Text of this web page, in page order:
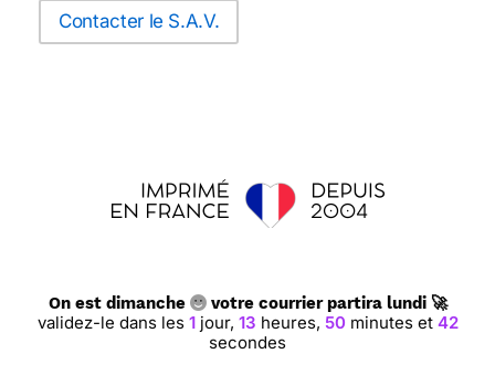
Contacter le S.A.V.
On est dimanche votre courrier partira lundi 🚀
validez-le dans les1 jour,13 heures,50 minutes et41
secondes